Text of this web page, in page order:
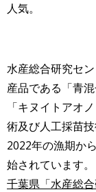
人気。
水産総合研究セ
産品である「青
「キヌイトアオ
術及び人工採苗
2022年の漁期か
始されています。
千葉県「水産総